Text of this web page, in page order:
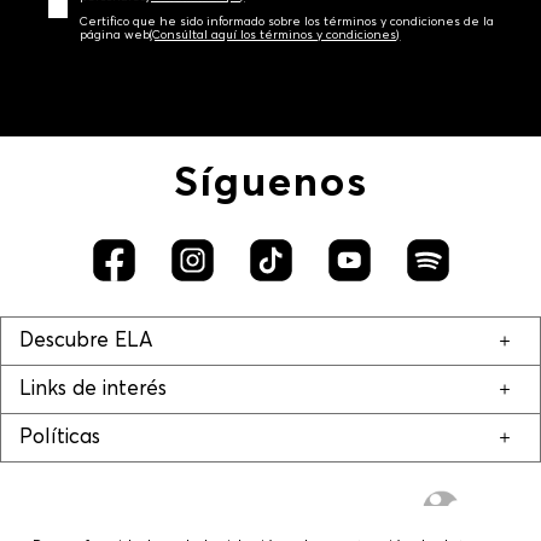
Certifico que he sido informado sobre los términos y condiciones de la
página web‎(Consúltal aquí los términos y condiciones)
Síguenos
Descubre ELA
Links de interés
Políticas